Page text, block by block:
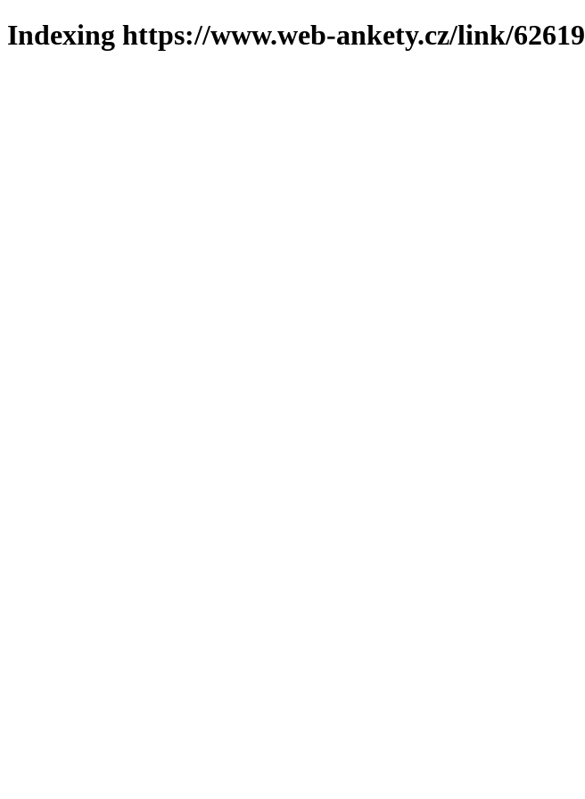
Indexing https://www.web-ankety.cz/link/62619